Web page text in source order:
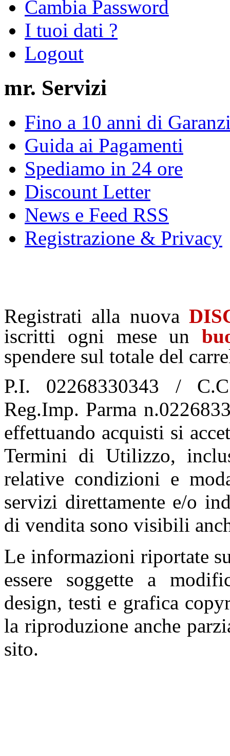
Cambia Password
I tuoi dati ?
Logout
mr. Servizi
Fino a 10 anni di
Guida ai Pagamenti
Spediamo in 24 ore
Discount Letter
News e Feed RSS
Registrazione & Privacy
Registrati alla nuova
iscritti ogni mese un
spendere sul totale del
P.I. 02268330343 /
Reg.Imp. Parma
effettuando acquisti si
Termini di Utilizzo,
relative condizioni e
servizi direttamente e/o
di vendita sono visibili
Le informazioni riportate
essere soggette a
design, testi e grafica
la riproduzione anche
sito.